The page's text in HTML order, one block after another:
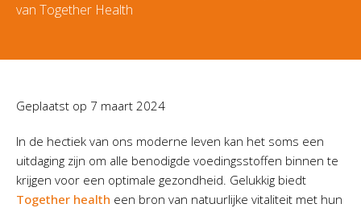
van Together Health
Geplaatst op 7 maart 2024
In de hectiek van ons moderne leven kan het soms een
uitdaging zijn om alle benodigde voedingsstoffen binnen te
krijgen voor een optimale gezondheid. Gelukkig biedt
Together health een bron van natuurlijke vitaliteit met hun